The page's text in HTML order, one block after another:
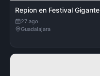
Repion en Festival Gigante
27 ago.
Guadalajara